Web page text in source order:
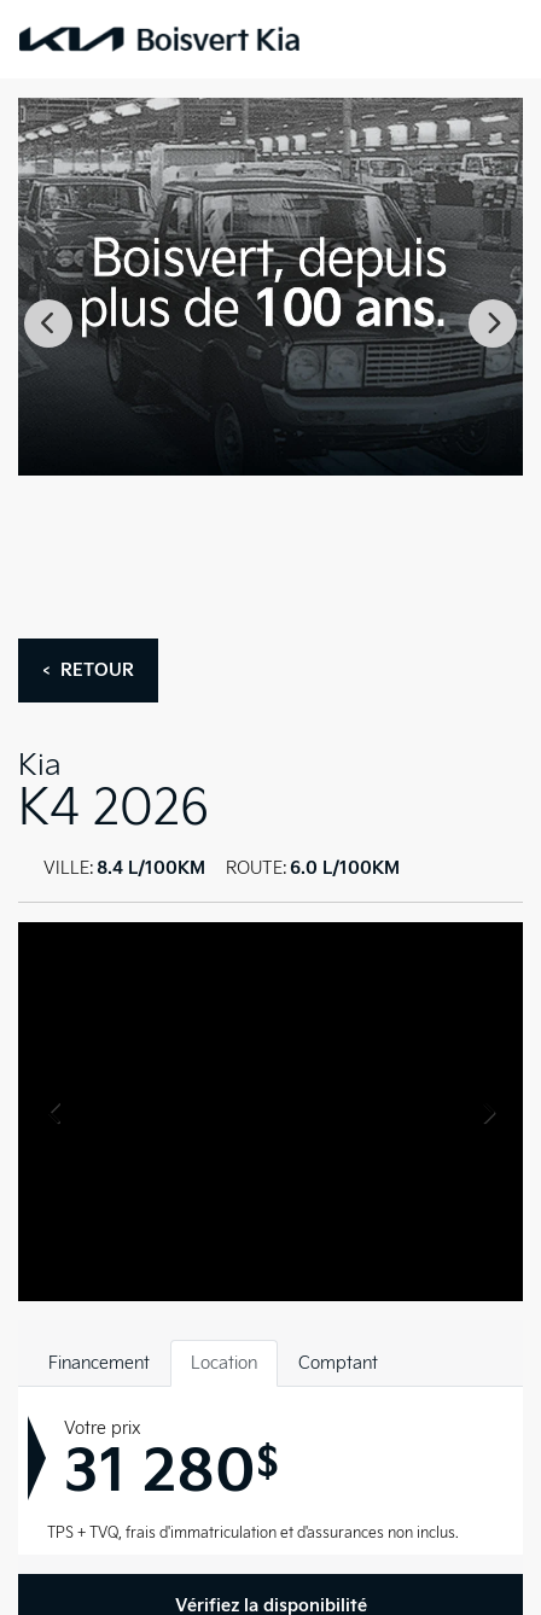
< RETOUR
Kia
K4 2026
VILLE: 8.4 L/100KM ROUTE:6.0 L/100KM
Financement Location Comptant
Votre prix
31 280$
TPS + TVQ, frais d'immatriculation et d'assurances non inclus.
Vérifiez la disponibilité